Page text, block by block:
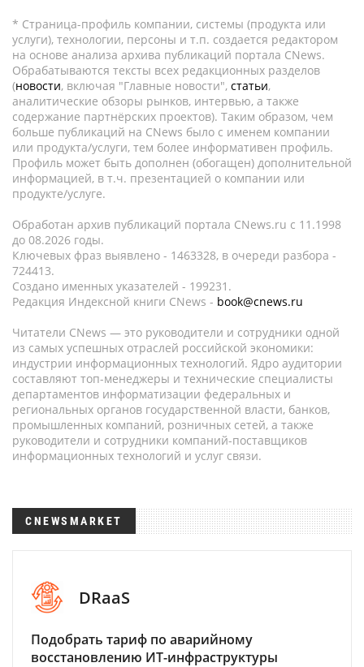
* Страница-профиль компании, системы (продукта или
услуги), технологии, персоны и т.п. создается редактором
на основе анализа архива публикаций портала CNews.
Обрабатываются тексты всех редакционных разделов
(новости, включая "Главные новости", статьи,
аналитические обзоры рынков, интервью, а также
содержание партнёрских проектов). Таким образом, чем
больше публикаций на CNews было с именем компании
или продукта/услуги, тем более информативен профиль.
Профиль может быть дополнен (обогащен) дополнительной
информацией, в т.ч. презентацией о компании или
продукте/услуге.
Обработан архив публикаций портала CNews.ru c 11.1998
до 08.2026 годы.
Ключевых фраз выявлено - 1463328, в очереди разбора -
724413.
Создано именных указателей - 199231.
Редакция Индексной книги CNews - book@cnews.ru
Читатели CNews — это руководители и сотрудники одной
из самых успешных отраслей российской экономики:
индустрии информационных технологий. Ядро аудитории
составляют топ-менеджеры и технические специалисты
департаментов информатизации федеральных и
региональных органов государственной власти, банков,
промышленных компаний, розничных сетей, а также
руководители и сотрудники компаний-поставщиков
информационных технологий и услуг связи.
CNEWSMARKET
DRaaS
Подобрать тариф по аварийному
восстановлению ИТ-инфраструктуры